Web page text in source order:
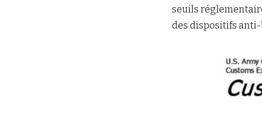
seuils
des dispositifs anti-